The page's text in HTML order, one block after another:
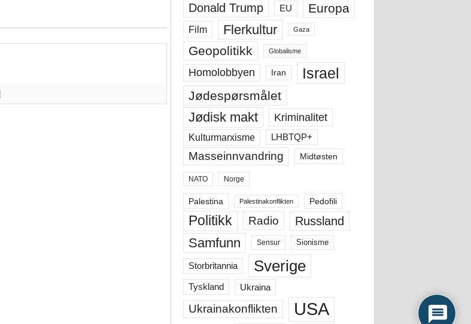
Donald Trump EU Europa
Film Flerkultur Gaza
Geopolitikk Globalisme
Homolobbyen Iran Israel
Jødespørsmålet
Jødisk makt Kriminalitet
Kulturmarxisme LHBTQP+
Masseinnvandring Midtøsten
NATO Norge
Palestina Palestinakonflikten Pedofili
Politikk Radio Russland
Samfunn Sensur Sionisme
Storbritannia Sverige
Tyskland Ukraina
Ukrainakonflikten USA